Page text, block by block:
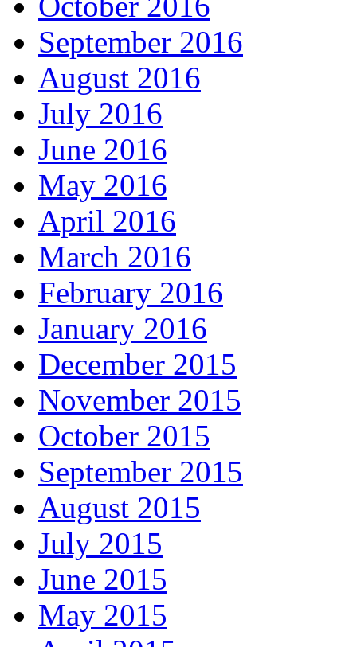
September 2016
August 2016
July 2016
June 2016
May 2016
April 2016
March 2016
February 2016
January 2016
December 2015
November 2015
October 2015
September 2015
August 2015
July 2015
June 2015
May 2015